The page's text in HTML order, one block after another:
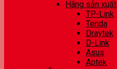
Hãng sản xuất
TP-Link
Tenda
Draytek
D-Link
Asus
Aptek